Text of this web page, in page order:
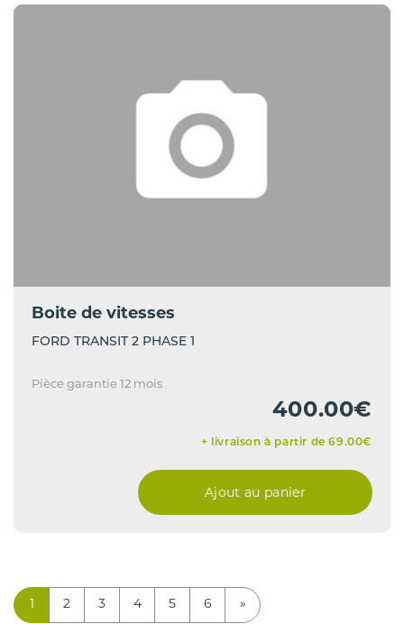
Boite de vitesses
FORD TRANSIT 2 PHASE 1
Pièce garantie 12 mois
400.00€
+ livraison à partir de 69.00€
Ajout au panier
2 3 4 5 6 »